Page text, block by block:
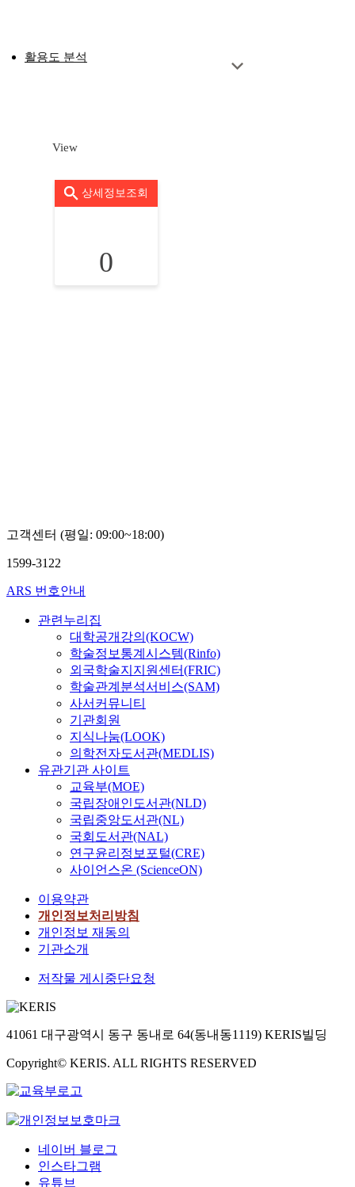
활용도 분석
View
상세정보조회
0
고객센터 (평일: 09:00~18:00)
1599-3122
ARS 번호안내
관련누리집
대학공개강의(KOCW)
학술정보통계시스템(Rinfo)
외국학술지지원센터(FRIC)
학술관계분석서비스(SAM)
사서커뮤니티
기관회원
지식나눔(LOOK)
의학전자도서관(MEDLIS)
유관기관 사이트
교육부(MOE)
국립장애인도서관(NLD)
국립중앙도서관(NL)
국회도서관(NAL)
연구윤리정보포털(CRE)
사이언스온 (ScienceON)
이용약관
개인정보처리방침
개인정보 재동의
기관소개
저작물 게시중단요청
41061 대구광역시 동구 동내로 64(동내동1119) KERIS빌딩
Copyright© KERIS. ALL RIGHTS RESERVED
네이버 블로그
인스타그램
유튜브